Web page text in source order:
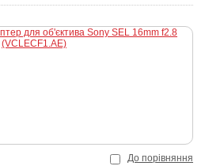
До порівняння